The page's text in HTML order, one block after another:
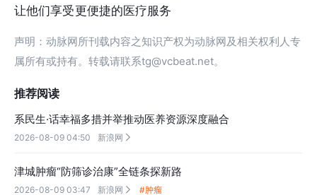
让他们享受更便捷的医疗服务
声明：动脉网所刊载内容之知识产权为动脉网及相关权利人专
属所有或持有。转载请联系tg@vcbeat.net。
推荐阅读
系民生·话幸福多措并举推动医养资源深度融合
2026-08-09 04:50 新浪网 
津城肿瘤“防筛诊治康”全链条探新路
2026-08-09 03:47 新浪网  #肿瘤